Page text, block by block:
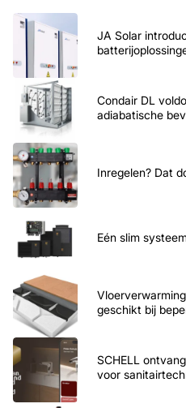
JA Solar
Condair DL
adiabatische
Inregelen? Dat
Eén slim
geschikt bij
SCHELL
voor